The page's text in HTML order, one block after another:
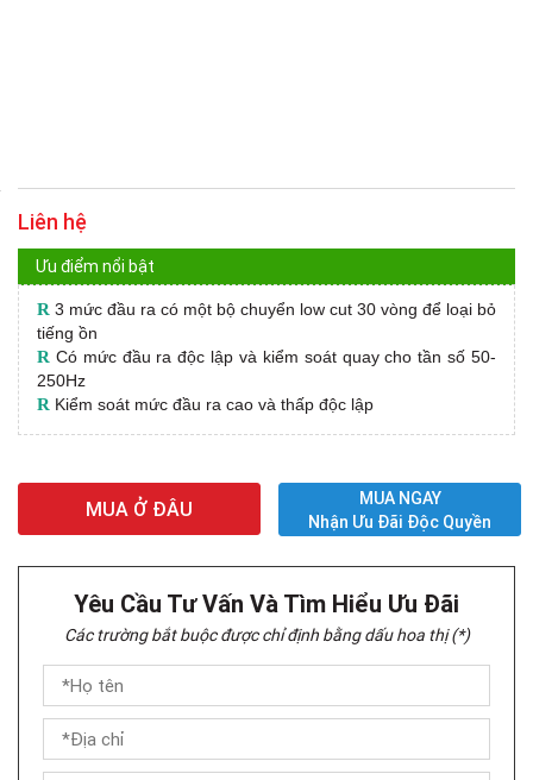
Liên hệ
Ưu điểm nổi bật
R 3 mức đầu ra có một bộ chuyển low cut 30 vòng để loại bỏ
tiếng ồn
R Có mức đầu ra độc lập và kiểm soát quay cho tần số 50-
250Hz
R Kiểm soát mức đầu ra cao và thấp độc lập
MUA Ở ĐÂU
MUA NGAY
Nhận Ưu Đãi Độc Quyền
Yêu Cầu Tư Vấn Và Tìm Hiểu Ưu Đãi
Các trường bắt buộc được chỉ định bằng dấu hoa thị (*)